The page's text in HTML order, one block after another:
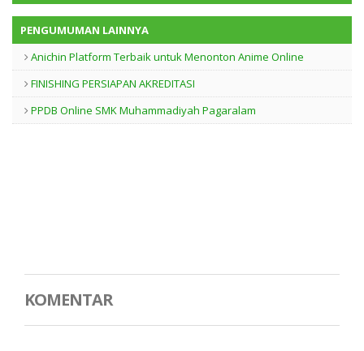
PENGUMUMAN LAINNYA
Anichin Platform Terbaik untuk Menonton Anime Online
FINISHING PERSIAPAN AKREDITASI
PPDB Online SMK Muhammadiyah Pagaralam
KOMENTAR